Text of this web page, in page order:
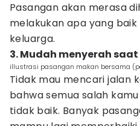
Pasangan akan merasa
melakukan apa yang
keluarga.
3. Mudah menyerah
illustrasi pasangan makan bersama
Tidak mau mencari jalan
bahwa semua salah
tidak baik. Banyak